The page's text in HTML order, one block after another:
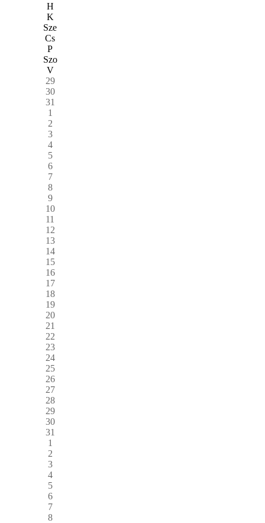
H
K
Sze
Cs
P
Szo
V
29
30
31
1
2
3
4
5
6
7
8
9
10
11
12
13
14
15
16
17
18
19
20
21
22
23
24
25
26
27
28
29
30
31
1
2
3
4
5
6
7
8